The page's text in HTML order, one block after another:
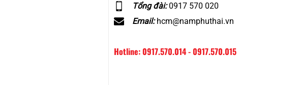
Tổng đài:0917 570 020
Email:hcm@namphuthai.vn
Hotline: 0917.570.014 - 0917.570.015